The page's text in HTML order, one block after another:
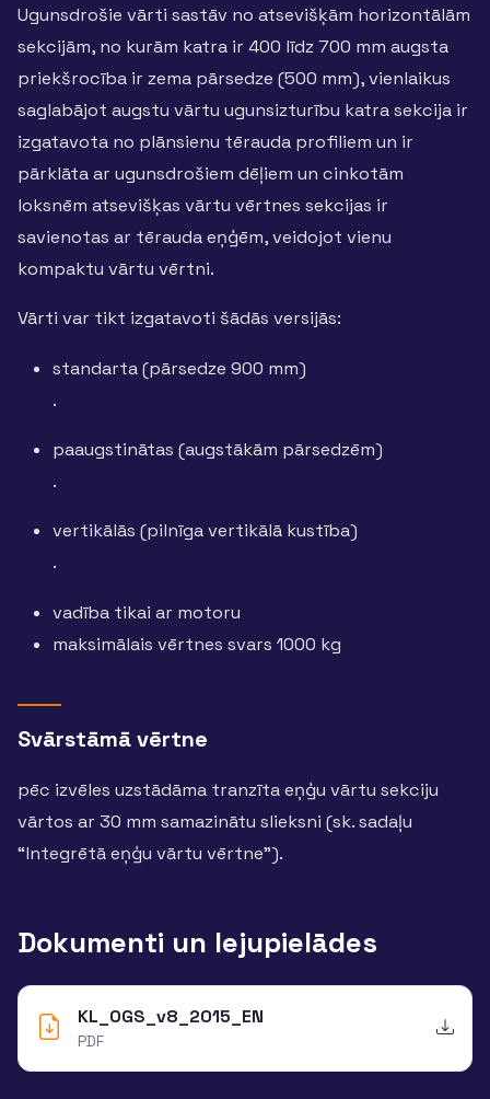
Ugunsdrošie vārti sastāv no atsevišķām horizontālām
sekcijām, no kurām katra ir 400 līdz 700 mm augsta
priekšrocība ir zema pārsedze (500 mm), vienlaikus
saglabājot augstu vārtu ugunsizturību katra sekcija ir
izgatavota no plānsienu tērauda profiliem un ir
pārklāta ar ugunsdrošiem dēļiem un cinkotām
loksnēm atsevišķas vārtu vērtnes sekcijas ir
savienotas ar tērauda eņģēm, veidojot vienu
kompaktu vārtu vērtni.
Vārti var tikt izgatavoti šādās versijās:
standarta (pārsedze 900 mm)
.
paaugstinātas (augstākām pārsedzēm)
.
vertikālās (pilnīga vertikālā kustība)
.
vadība tikai ar motoru
maksimālais vērtnes svars 1000 kg
Svārstāmā vērtne
pēc izvēles uzstādāma tranzīta eņģu vārtu sekciju
vārtos ar 30 mm samazinātu slieksni (sk. sadaļu
“Integrētā eņģu vārtu vērtne”).
Dokumenti un lejupielādes
KL_OGS_v8_2015_EN
PDF